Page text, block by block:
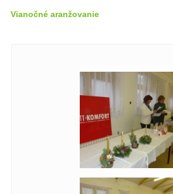
Vianočné aranžovanie